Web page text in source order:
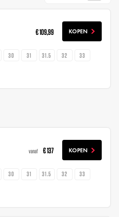
€ 109,99 KOPEN
30 31 31.5 32
33
vanaf € 137 KOPEN
30 31 31.5 32
33